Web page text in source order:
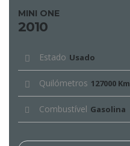
MINI ONE
2010
Estado Usado
Quilómetros 127000 Km
Combustível Gasolina